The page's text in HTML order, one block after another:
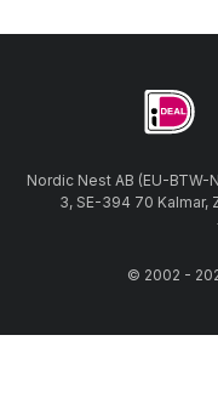
Nordic Nest AB (EU-
3, SE-394 70 Kalmar,
© 2002 -